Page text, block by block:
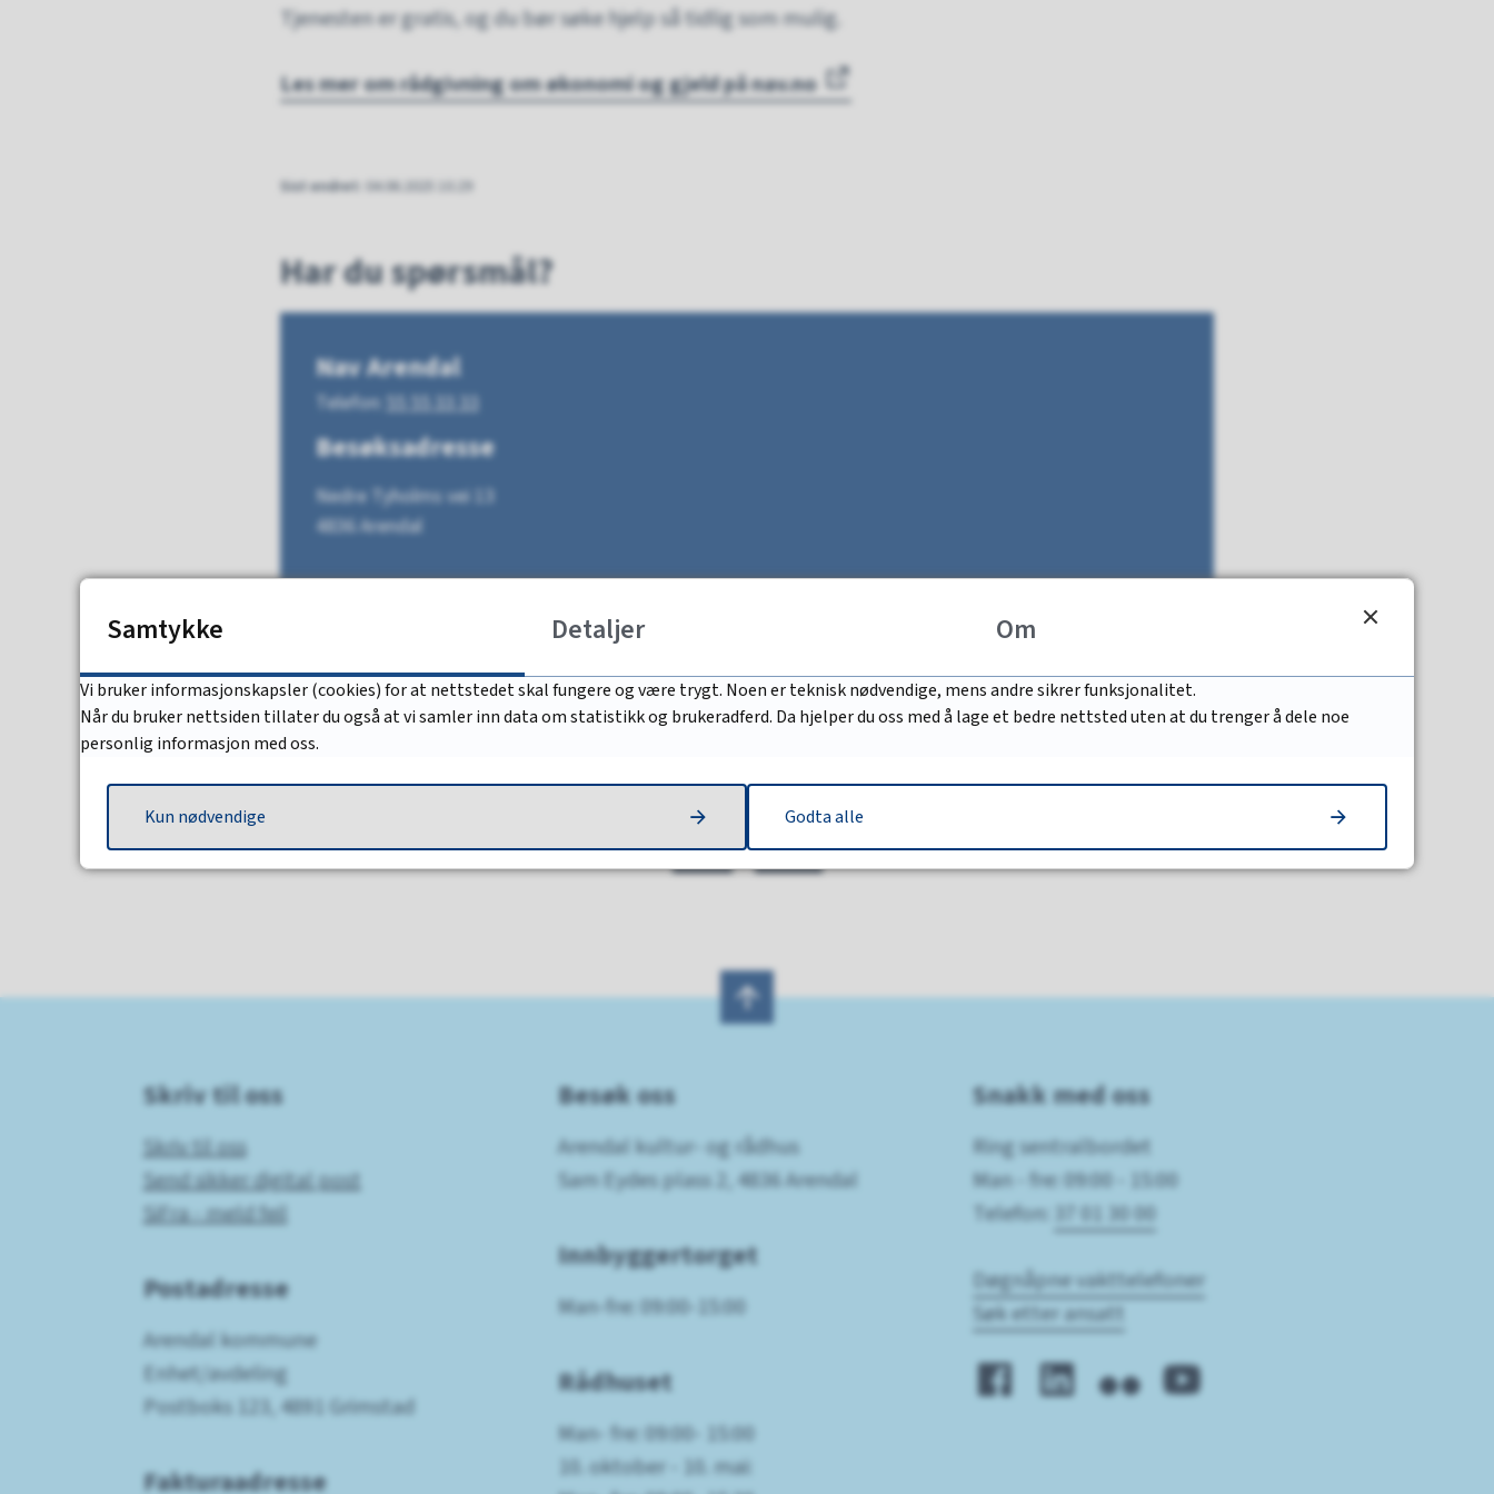
Tjenesten er gratis, og du bør søke hjelp så tidlig som mulig.
Les mer om rådgivning om økonomi og gjeld på nav.no
Sist endret 04.06.2025 10.29
Har du spørsmål?
Nav Arendal
Telefon 55 55 33 33
Besøksadresse
Nedre Tyholms vei 13
4836 Arendal
Fant du det du lette etter?
Ja Nei
Skriv til oss
Skriv til oss
Send sikker digital post
SiFra - meld feil
Postadresse
Arendal kommune
Enhet/avdeling
Postboks 123, 4891 Grimstad
Fakturaadresse
Besøk oss
Arendal kultur- og rådhus
Sam Eydes plass 2, 4836 Arendal
Innbyggertorget
Man-fre: 09:00-15:00
Rådhuset
Man- fre: 09:00- 15:00
10. oktober - 10. mai:
Snakk med oss
Ring sentralbordet
Man - fre: 09:00 - 15:00
Telefon: 37 01 30 00
Døgnåpne vakttelefoner
Søk etter ansatt
Samtykke Detaljer Om
Vi bruker informasjonskapsler (cookies) for at nettstedet skal fungere og være trygt. Noen er teknisk nødvendige, mens andre sikrer funksjonalitet.
Når du bruker nettsiden tillater du også at vi samler inn data om statistikk og brukeradferd. Da hjelper du oss med å lage et bedre nettsted uten at du trenger å dele noe
personlig informasjon med oss.
Kun nødvendige Godta alle